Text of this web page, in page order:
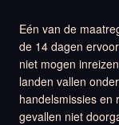
Eén van de
de 14 dagen
niet mogen
landen vallen
handelsmissies en
gevallen niet